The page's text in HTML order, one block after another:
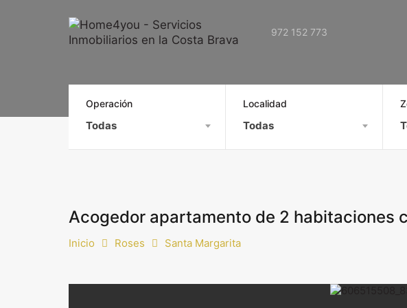
972 152 773
Operación
Todas
Localidad
Todas
Acogedor apartamento de 2 habitaciones
Inicio Roses Santa Margarita